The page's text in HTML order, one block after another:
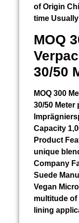
of Origin
time
MOQ
30/50
MOQ 300
30/50 Meter
Capacity
Product
unique
Company
Suede
Vegan
multitude
lining